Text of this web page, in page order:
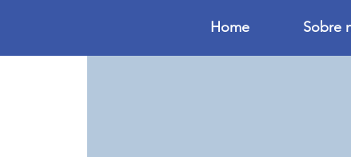
Home Sobre